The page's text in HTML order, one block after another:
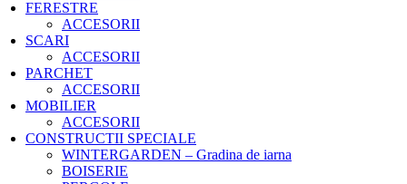
FERESTRE
ACCESORII
SCARI
ACCESORII
PARCHET
ACCESORII
MOBILIER
ACCESORII
CONSTRUCTII SPECIALE
WINTERGARDEN – Gradina de iarna
BOISERIE